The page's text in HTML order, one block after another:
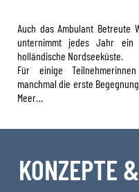
In unserer Arbeit sind
wertschätzend und
die Klientinnen und Klienten in
ab und verstehen sie als
Die Zusammenarbeit findet auf
unserer Betreuten und der
in ein eigenständiges,
und als Unterstützung bei der
Haushaltsführung
- Unterstützung in der
- Hilfe im Umgang mit Geld
- Hilfe im Umgang mit Behörden
- Unterstützung bei der
- Hilfe zur Tagesstruktur und
- Unterstützung in
Auch das Ambulant Betreute
unternimmt jedes Jahr
holländische Nordseeküste.
Für einige
manchmal die erste
Meer…
KONZEPTE